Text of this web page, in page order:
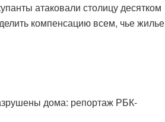
атаковали столицу десятком
компенсацию всем, чье жилье
дома: репортаж РБК-